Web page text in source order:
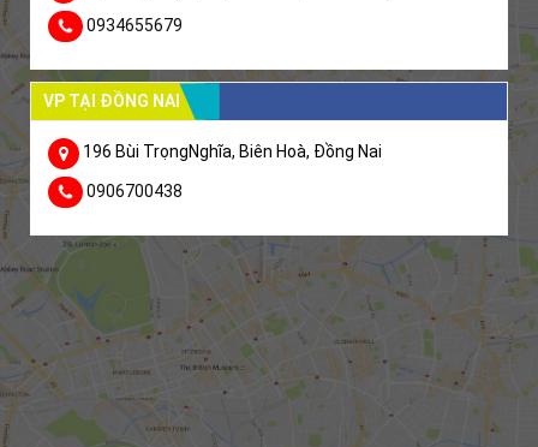
0934655679
VP TẠI ĐỒNG NAI
196 Bùi TrọngNghĩa, Biên Hoà, Đồng Nai
0906700438